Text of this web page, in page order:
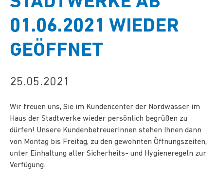
01.06.2021 WIEDER
GEÖFFNET
25.05.2021
Wir freuen uns, Sie im Kundencenter der Nordwasser im
Haus der Stadtwerke wieder persönlich begrüßen zu
dürfen! Unsere KundenbetreuerInnen stehen Ihnen dann
von Montag bis Freitag, zu den gewohnten Öffnungszeiten,
unter Einhaltung aller Sicherheits- und Hygieneregeln zur
Verfügung.